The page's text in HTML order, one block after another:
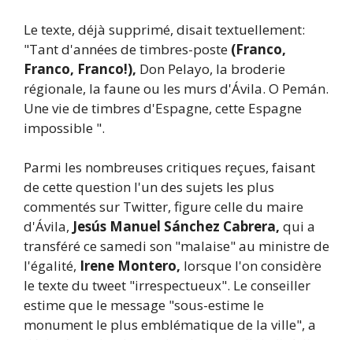
Le texte, déjà supprimé, disait textuellement:
"Tant d'années de timbres-poste (Franco,
Franco, Franco!), Don Pelayo, la broderie
régionale, la faune ou les murs d'Ávila. O Pemán.
Une vie de timbres d'Espagne, cette Espagne
impossible ".
Parmi les nombreuses critiques reçues, faisant
de cette question l'un des sujets les plus
commentés sur Twitter, figure celle du maire
d'Ávila, Jesús Manuel Sánchez Cabrera, qui a
transféré ce samedi son "malaise" au ministre de
l'égalité, Irene Montero, lorsque l'on considère
le texte du tweet "irrespectueux". Le conseiller
estime que le message "sous-estime le
monument le plus emblématique de la ville", a